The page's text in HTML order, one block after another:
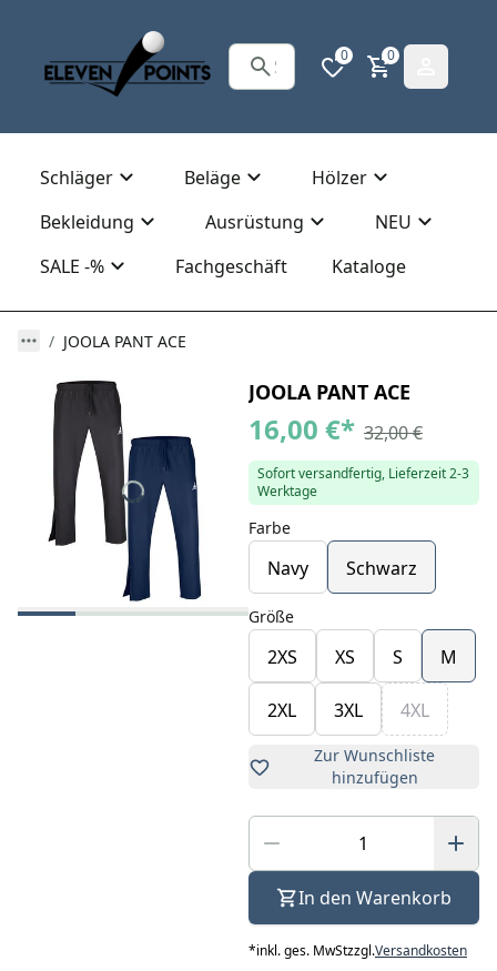
0 0
Schläger Beläge
Hölzer
Bekleidung
Ausrüstung
NEU
SALE -%
Fachgeschäft Kataloge
JOOLA PANT ACE
JOOLA PANT ACE
16,00 €* 32,00 €
Sofort versandfertig, Lieferzeit 2-3
Werktage
Farbe
Navy Schwarz
Größe
2XS XS S M
2XL 3XL 4XL
Zur Wunschliste
hinzufügen
In den Warenkorb
*inkl. ges. MwStzzgl.Versandkosten